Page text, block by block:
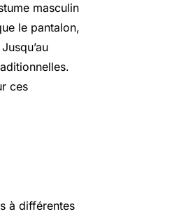
masculin
le pantalon,
ces
à différentes